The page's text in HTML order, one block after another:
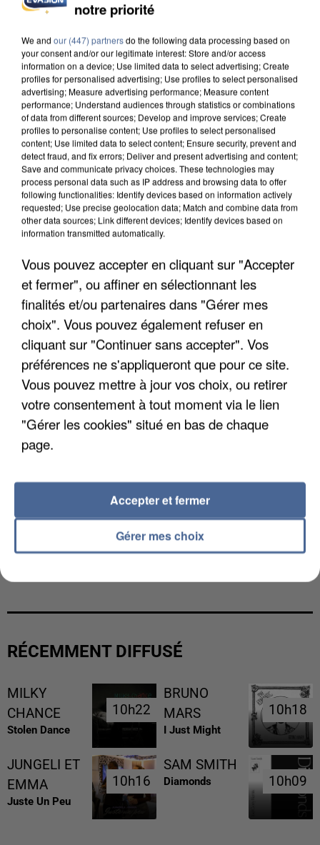
UN SECOND CADRE DE LA DZ MAFIA
UNE TOURISTE DE L’OISE EMPORTÉE PAR UNE
COULÉE DE BOUE EN HAUTE-SAVOIE
LES DONNÉES DE 300 000 CLIENTS DÉROBÉES À
RÉCEMMENT DIFFUSÉ
MILKY
CHANCE
Stolen Dance
10h22
10h22
BRUNO
MARS
I Just Might
10h18
10h18
JUNGELI ET
EMMA
Juste Un Peu
10h16
10h16
SAM SMITH
Diamonds 10h09
10h09
notre priorité
We and our (447) partnersdo the following data processing based on
your consent and/or our legitimate interest: Store and/or access
information on a device; Use limited data to select advertising; Create
profiles for personalised advertising; Use profiles to select personalised
advertising; Measure advertising performance; Measure content
performance; Understand audiences through statistics or combinations
of data from different sources; Develop and improve services; Create
profiles to personalise content; Use profiles to select personalised
content; Use limited data to select content; Ensure security, prevent and
detect fraud, and fix errors; Deliver and present advertising and content;
Save and communicate privacy choices. These technologies may
process personal data such as IP address and browsing data to offer
following functionalities: Identify devices based on information actively
requested; Use precise geolocation data; Match and combine data from
other data sources; Link different devices; Identify devices based on
information transmitted automatically.
Vous pouvez accepter en cliquant sur "Accepter
et fermer", ou affiner en sélectionnant les
finalités et/ou partenaires dans "Gérer mes
choix". Vous pouvez également refuser en
cliquant sur "Continuer sans accepter". Vos
préférences ne s'appliqueront que pour ce site.
Vous pouvez mettre à jour vos choix, ou retirer
votre consentement à tout moment via le lien
"Gérer les cookies" situé en bas de chaque
page.
Gérer mes choix
Accepter et fermer